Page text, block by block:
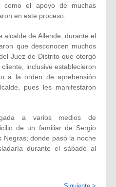
el apoyo de muchas
en este proceso.
alcalde de Allende, durante el
que desconocen muchos
Juez de Distrito que otorgó
inclusive establecieron
a la orden de aprehensión
pues les manifestaron
a varios medios de
de un familiar de Sergio
Negras; donde pasó la noche
durante el sábado al